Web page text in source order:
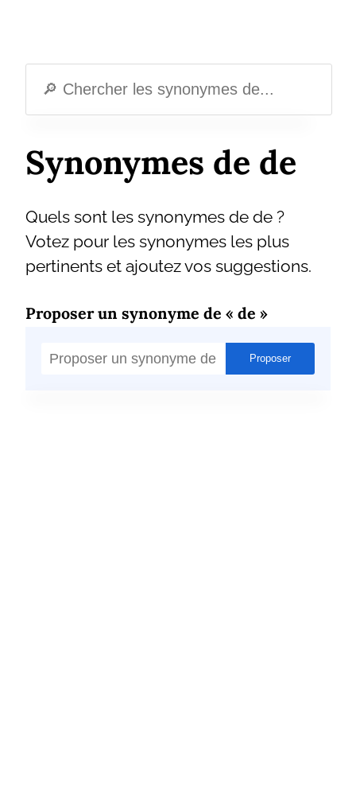
Synonymes de de
Quels sont les synonymes de de ?
Votez pour les synonymes les plus
pertinents et ajoutez vos suggestions.
Proposer un synonyme de « de »